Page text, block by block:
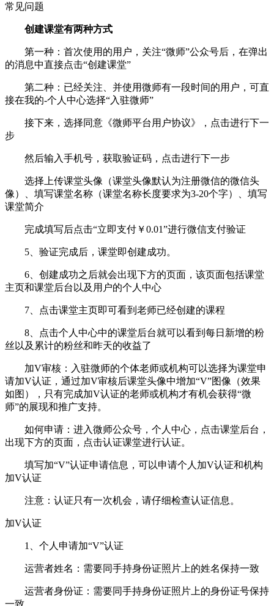
常见问题
创建课堂有两种方式
第一种：首次使用的用户，关注“微师”公众号后，在弹出
的消息中直接点击“创建课堂”
第二种：已经关注、并使用微师有一段时间的用户，可直
接在我的-个人中心选择“入驻微师”
接下来，选择同意《微师平台用户协议》，点击进行下一
步
然后输入手机号，获取验证码，点击进行下一步
选择上传课堂头像（课堂头像默认为注册微信的微信头
像）、填写课堂名称（课堂名称长度要求为3-20个字）、填写
课堂简介
完成填写后点击“立即支付￥0.01”进行微信支付验证
5、验证完成后，课堂即创建成功。
6、创建成功之后就会出现下方的页面，该页面包括课堂
主页和课堂后台以及用户的个人中心
7、点击课堂主页即可看到老师已经创建的课程
8、点击个人中心中的课堂后台就可以看到每日新增的粉
丝以及累计的粉丝和昨天的收益了
加V审核：入驻微师的个体老师或机构可以选择为课堂申
请加V认证，通过加V审核后课堂头像中增加“V”图像（效果
如图），只有完成加V认证的老师或机构才有机会获得“微
师”的展现和推广支持。
如何申请：进入微师公众号，个人中心，点击课堂后台，
出现下方的页面，点击认证课堂进行认证。
填写加“V”认证申请信息，可以申请个人加V认证和机构
加V认证
注意：认证只有一次机会，请仔细检查认证信息。
加V认证
1、个人申请加“V”认证
运营者姓名：需要同手持身份证照片上的姓名保持一致
运营者身份证：需要同手持身份证照片上的身份证号保持
一致